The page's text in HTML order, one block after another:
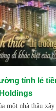
tỉnh lẻ
một nhà thầu